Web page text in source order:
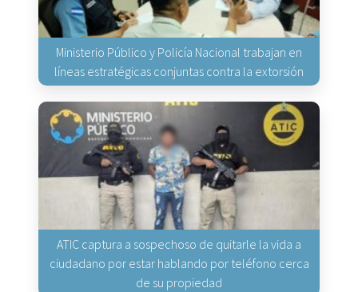
Ministerio Público y Policía Nacional trabajan en
líneas estratégicas conjuntas contra la extorsión
ATIC captura a sospechoso de quitarle la vida a
ciudadano por estar hablando por teléfono cerca
de su propiedad